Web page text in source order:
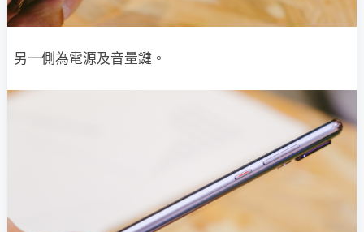
另一側為電源及音量鍵。